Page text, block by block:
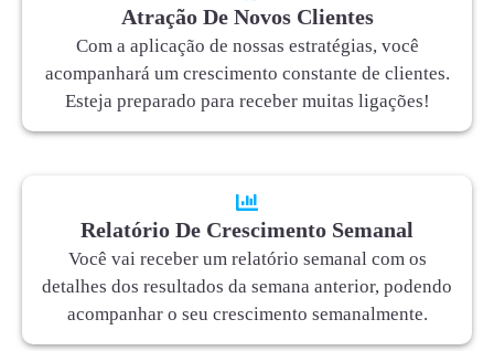
Atração De Novos Clientes
Com a aplicação de nossas estratégias, você
acompanhará um crescimento constante de clientes.
Esteja preparado para receber muitas ligações!
Relatório De Crescimento Semanal
Você vai receber um relatório semanal com os
detalhes dos resultados da semana anterior, podendo
acompanhar o seu crescimento semanalmente.